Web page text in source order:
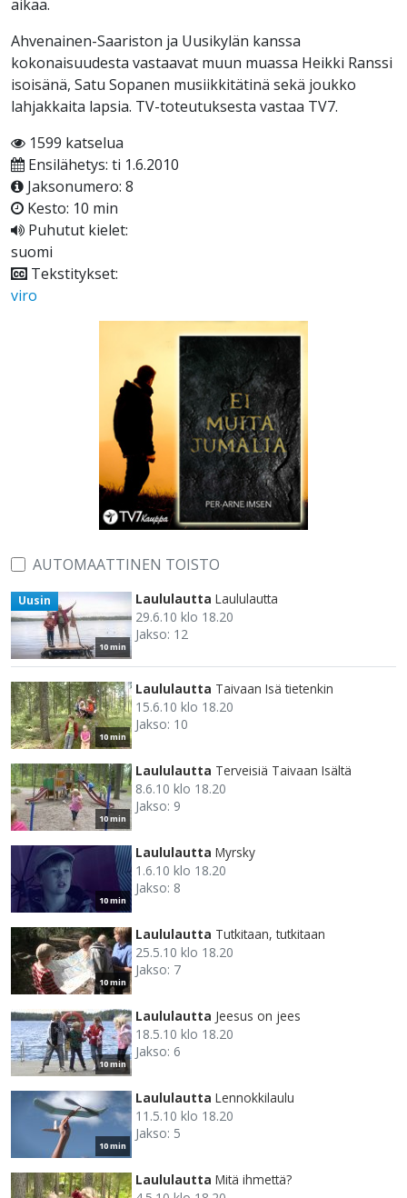
aikaa.
Ahvenainen-Saariston ja Uusikylän kanssa
kokonaisuudesta vastaavat muun muassa Heikki Ranssi
isoisänä, Satu Sopanen musiikkitätinä sekä joukko
lahjakkaita lapsia. TV-toteutuksesta vastaa TV7.
1599 katselua
Ensilähetys: ti 1.6.2010
Jaksonumero: 8
Kesto: 10 min
Puhutut kielet:
suomi
Tekstitykset:
viro
AUTOMAATTINEN TOISTO
10 min
Uusin Laululautta Laululautta
29.6.10 klo 18.20
Jakso: 12
10 min
Laululautta Taivaan Isä tietenkin
15.6.10 klo 18.20
Jakso: 10
10 min
Laululautta Terveisiä Taivaan Isältä
8.6.10 klo 18.20
Jakso: 9
10 min
Laululautta Myrsky
1.6.10 klo 18.20
Jakso: 8
10 min
Laululautta Tutkitaan, tutkitaan
25.5.10 klo 18.20
Jakso: 7
10 min
Laululautta Jeesus on jees
18.5.10 klo 18.20
Jakso: 6
10 min
Laululautta Lennokkilaulu
11.5.10 klo 18.20
Jakso: 5
Laululautta Mitä ihmettä?